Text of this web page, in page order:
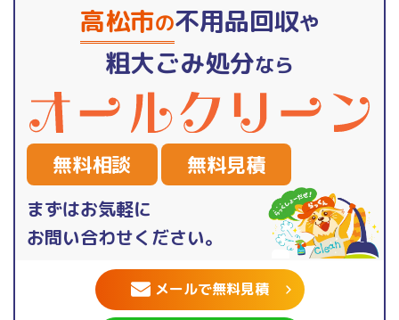
高松市の不用品回収や
粗大ごみ処分なら
無料相談 無料見積
まずはお気軽に
お問い合わせください。
メールで無料見積